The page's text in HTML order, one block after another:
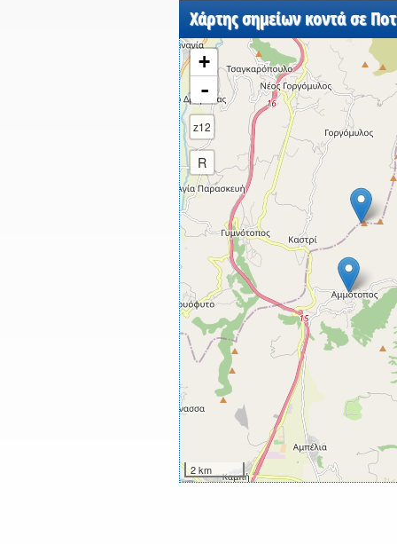
Χάρτης σημείων κοντά σε
+
-
z12
R
2 km